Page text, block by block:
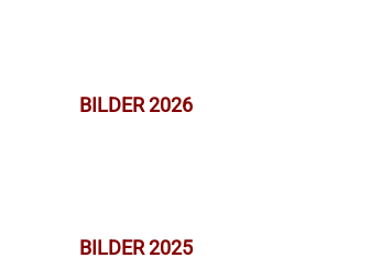
BILDER 2026
BILDER 2025